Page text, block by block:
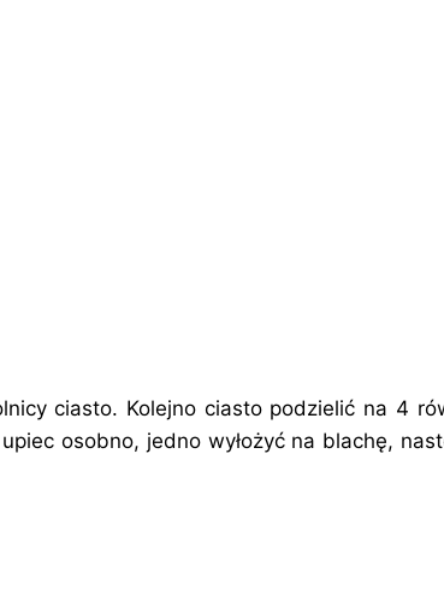
ciasto. Kolejno ciasto podzielić na 4
osobno, jedno wyłożyć na blachę,